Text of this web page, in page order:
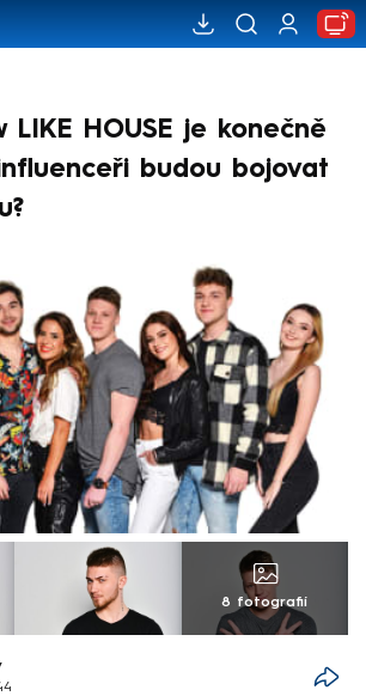
LIKE HOUSE je konečně
budou bojovat
8 fotografií